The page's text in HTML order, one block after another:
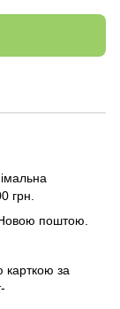
грн.
Новою поштою.
карткою за